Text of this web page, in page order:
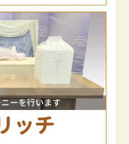
ーを行います
ッチ